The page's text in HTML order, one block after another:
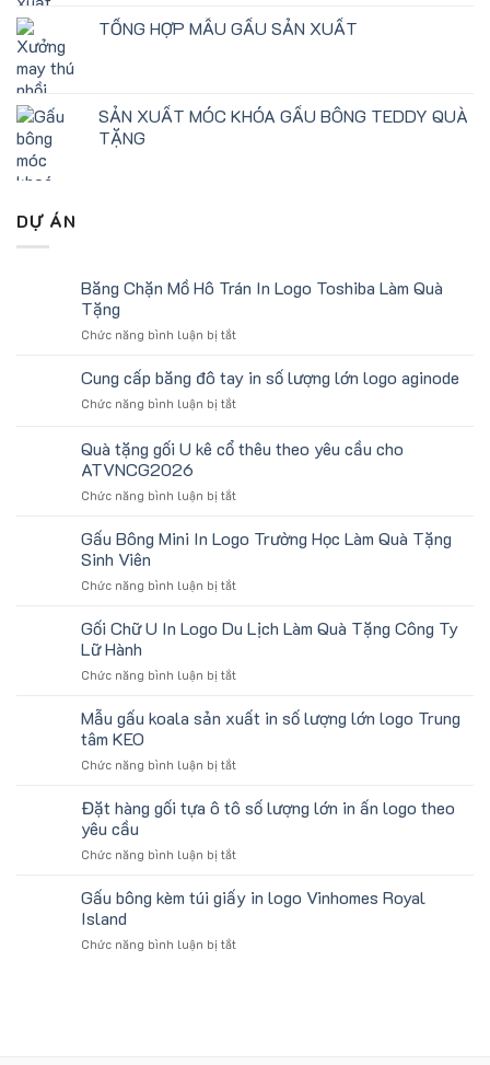
TỔNG HỢP MẪU GẤU SẢN XUẤT
SẢN XUẤT MÓC KHÓA GẤU BÔNG TEDDY QUÀ
TẶNG
DỰ ÁN
Băng Chặn Mồ Hô Trán In Logo Toshiba Làm Quà
Tặng
Chức năng bình luận bị tắtở
Chặn
Mồ
Hô
In
Làm
Tặng
Cung cấp băng đô tay in số lượng lớn logo aginode
Chức năng bình luận bị tắtở
cấp
băng
tay
số
lượng
logo
Quà tặng gối U kê cổ thêu theo yêu cầu cho
ATVNCG2026
Chức năng bình luận bị tắtở
tặng
gối
kê
thêu
theo
cầu
ATVNCG2026
Gấu Bông Mini In Logo Trường Học Làm Quà Tặng
Sinh Viên
Chức năng bình luận bị tắtở
Bông
Mini
Logo
Học
Tặng
Viên
Gối Chữ U In Logo Du Lịch Làm Quà Tặng Công Ty
Lữ Hành
Chức năng bình luận bị tắtở
Chữ
U
Logo
Lịch
Tặng
Ty
Mẫu gấu koala sản xuất in số lượng lớn logo Trung
tâm KEO
Chức năng bình luận bị tắtở
gấu
koala
xuất
số
lượng
logo
Đặt hàng gối tựa ô tô số lượng lớn in ấn logo theo
yêu cầu
Chức năng bình luận bị tắtở
hàng
gối
ô
Gấu bông kèm túi giấy in logo Vinhomes Royal
Island
Chức năng bình luận bị tắtở